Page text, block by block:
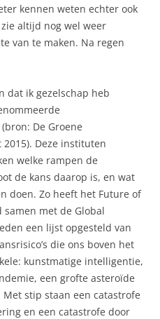
kennen weten echter ook
altijd nog wel weer
van te maken. Na regen
dat ik gezelschap heb
De Groene
Deze instituten
welke rampen de
de kans daarop is, en wat
doen. Zo heeft het Future of
met de Global
een lijst opgesteld van
die ons boven het
kunstmatige intelligentie,
een grofte asteroïde
stip staan een catastrofe
en een catastrofe door